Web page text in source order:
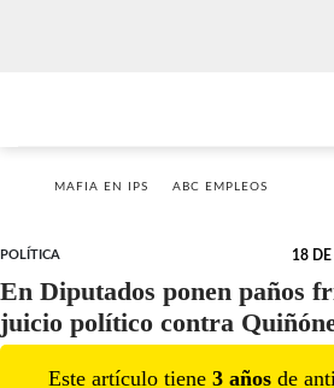
MAFIA EN IPS ABC EMPLEOS
POLÍTICA 18
En Diputados ponen paños
juicio político contra
Este artículo tiene 3 años de